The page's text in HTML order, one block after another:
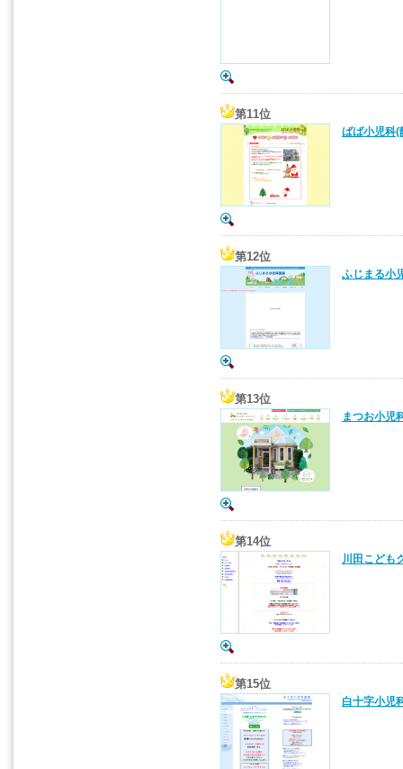
第11位
ばば小児科(
第12位
ふじまる小
第13位
まつお小児
第14位
川田こども
第15位
白十字小児